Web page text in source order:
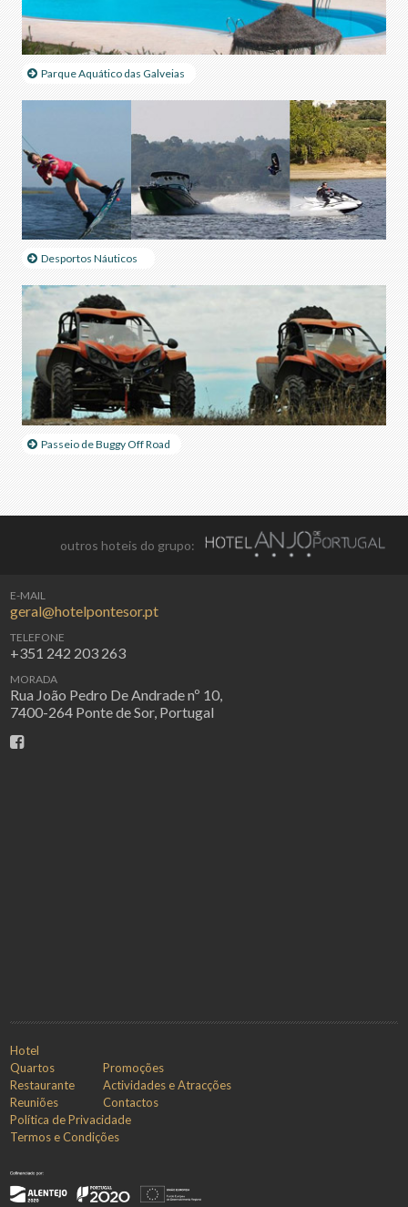
Parque Aquático das Galveias
Desportos Náuticos
Passeio de Buggy Off Road
outros hoteis do grupo:
E-MAIL
geral@hotelpontesor.pt
TELEFONE
+351 242 203 263
MORADA
Rua João Pedro De Andrade nº 10,
7400-264 Ponte de Sor, Portugal
Hotel
Quartos
Restaurante
Reuniões
Promoções
Actividades e Atracções
Contactos
Política de Privacidade
Termos e Condições